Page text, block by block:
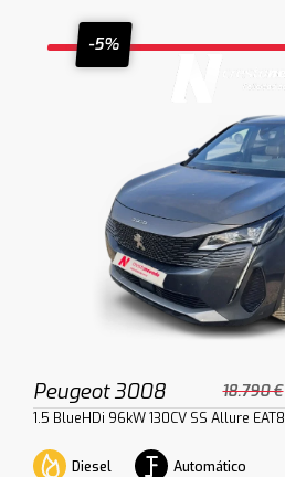
-5%
Peugeot 3008 18.790 €
1.5 BlueHDi 96kW 130CV SS Allure EAT8
Diesel Automático